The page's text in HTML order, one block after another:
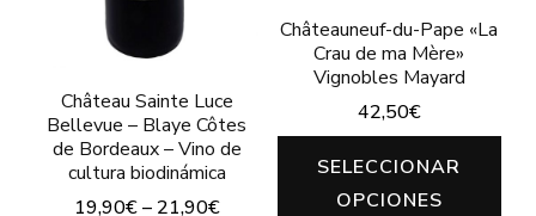
la
página
de
producto
en
la
página
de
producto
Château Sainte Luce
Bellevue – Blaye Côtes
de Bordeaux – Vino de
cultura biodinámica
19,90€– 21,90€
Châteauneuf-du-Pape «La
Crau de ma Mère»
Vignobles Mayard
42,50€
SELECCIONAR
OPCIONES